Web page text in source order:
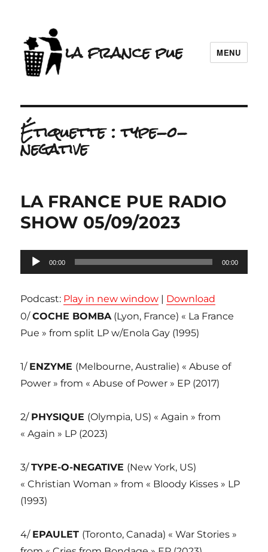
la france pue MENU
Étiquette :type-o-
negative
LA FRANCE PUE RADIO
SHOW 05/09/2023
Lecteur
audio
00:00 00:00
Podcast: Play in new window | Download
0/COCHE BOMBA(Lyon, France) « La France
Pue » from split LP w/Enola Gay (1995)
1/ ENZYME (Melbourne, Australie) « Abuse of
Power » from « Abuse of Power » EP (2017)
2/ PHYSIQUE (Olympia, US) « Again » from
« Again » LP (2023)
3/TYPE-O-NEGATIVE (New York, US)
« Christian Woman » from « Bloody Kisses » LP
(1993)
4/ EPAULET (Toronto, Canada) « War Stories »